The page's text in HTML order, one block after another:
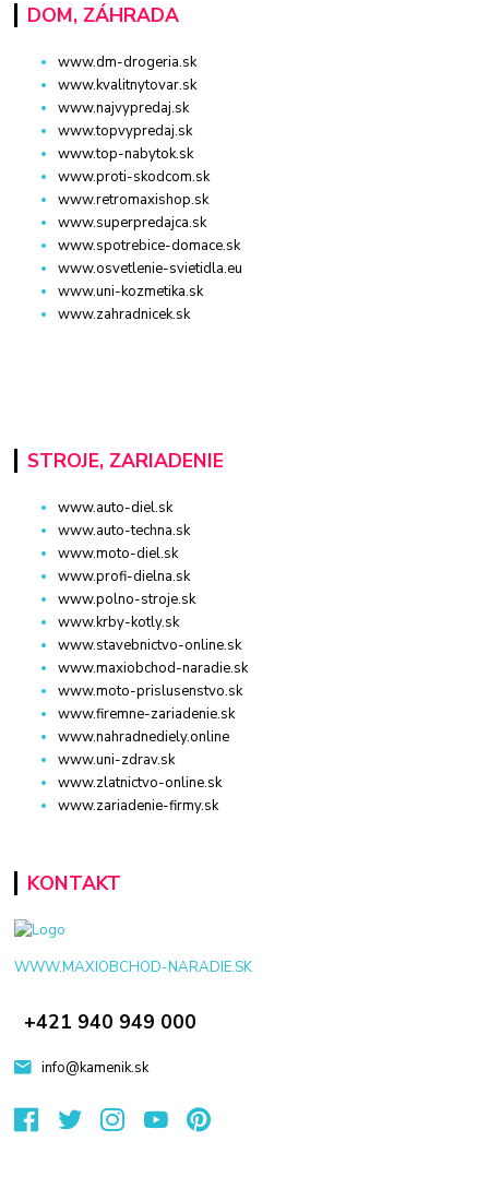
DOM, ZÁHRADA
www.dm-drogeria.sk
www.kvalitnytovar.sk
www.najvypredaj.sk
www.topvypredaj.sk
www.top-nabytok.sk
www.proti-skodcom.sk
www.retromaxishop.sk
www.superpredajca.sk
www.spotrebice-domace.sk
www.osvetlenie-svietidla.eu
www.uni-kozmetika.sk
www.zahradnicek.sk
STROJE, ZARIADENIE
www.auto-diel.sk
www.auto-techna.sk
www.moto-diel.sk
www.profi-dielna.sk
www.polno-stroje.sk
www.krby-kotly.sk
www.stavebnictvo-online.sk
www.maxiobchod-naradie.sk
www.moto-prislusenstvo.sk
www.firemne-zariadenie.sk
www.nahradnediely.online
www.uni-zdrav.sk
www.zlatnictvo-online.sk
www.zariadenie-firmy.sk
KONTAKT
WWW.MAXIOBCHOD-NARADIE.SK
+421 940 949 000
info@kamenik.sk